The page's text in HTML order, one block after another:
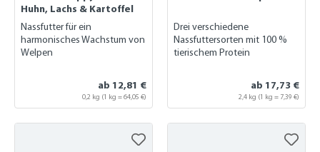
Huhn, Lachs & Kartoffel
Nassfutter für ein
harmonisches Wachstum von
Welpen
ab 12,81 €
0,2 kg (1 kg = 64,05 €)
Drei verschiedene
Nassfuttersorten mit 100 %
tierischem Protein
ab 17,73 €
2,4 kg (1 kg = 7,39 €)